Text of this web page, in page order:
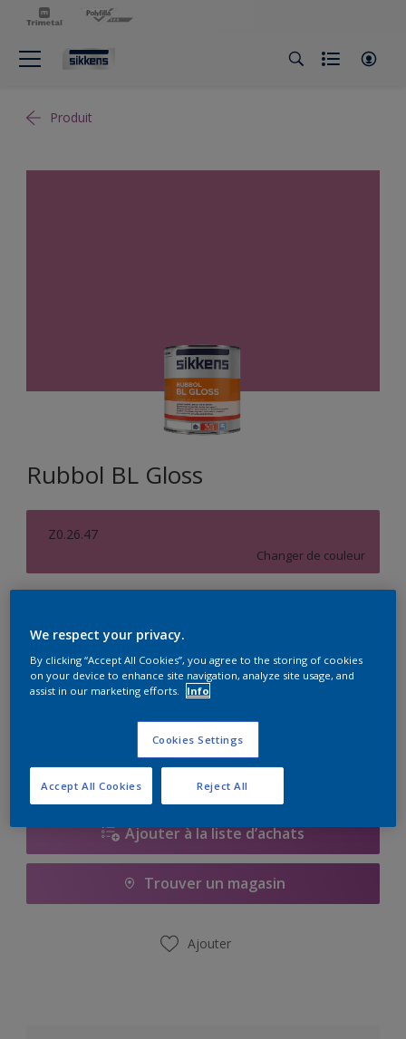
Produit
Rubbol BL Gloss
Z0.26.47
Changer de couleur
Quantité Calculateur de peinture
Calculer
Ajouter à la liste d’achats
Trouver un magasin
Ajouter
We respect your privacy.
By clicking “Accept All Cookies”, you agree to the storing of cookies
on your device to enhance site navigation, analyze site usage, and
assist in our marketing efforts.
Info
Cookies Settings
Reject All
Accept All Cookies